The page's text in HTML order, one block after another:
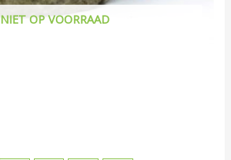
NIET OP VOORRAAD